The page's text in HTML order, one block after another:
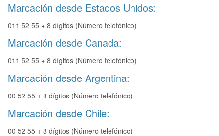
Marcación desde Estados Unidos:
011 52 55 + 8 dígitos (Número telefónico)
Marcación desde Canada:
011 52 55 + 8 dígitos (Número telefónico)
Marcación desde Argentina:
00 52 55 + 8 dígitos (Número telefónico)
Marcación desde Chile:
00 52 55 + 8 dígitos (Número telefónico)